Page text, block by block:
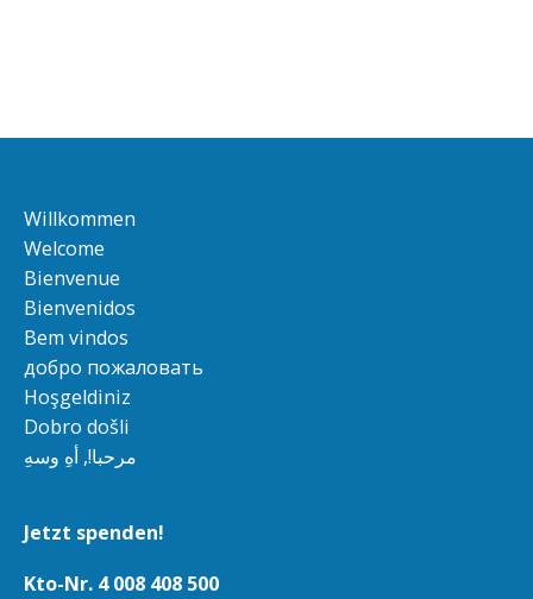
Willkommen
Welcome
Bienvenue
Bienvenidos
Bem vindos
добро пожаловать
Hoşgeldiniz
Dobro došli
مرحبا!, أهِ وسهِ
Jetzt spenden!
Kto-Nr. 4 008 408 500